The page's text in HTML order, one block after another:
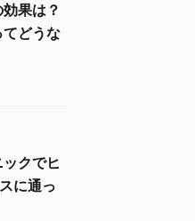
果は？
どうな
クでヒ
に通っ